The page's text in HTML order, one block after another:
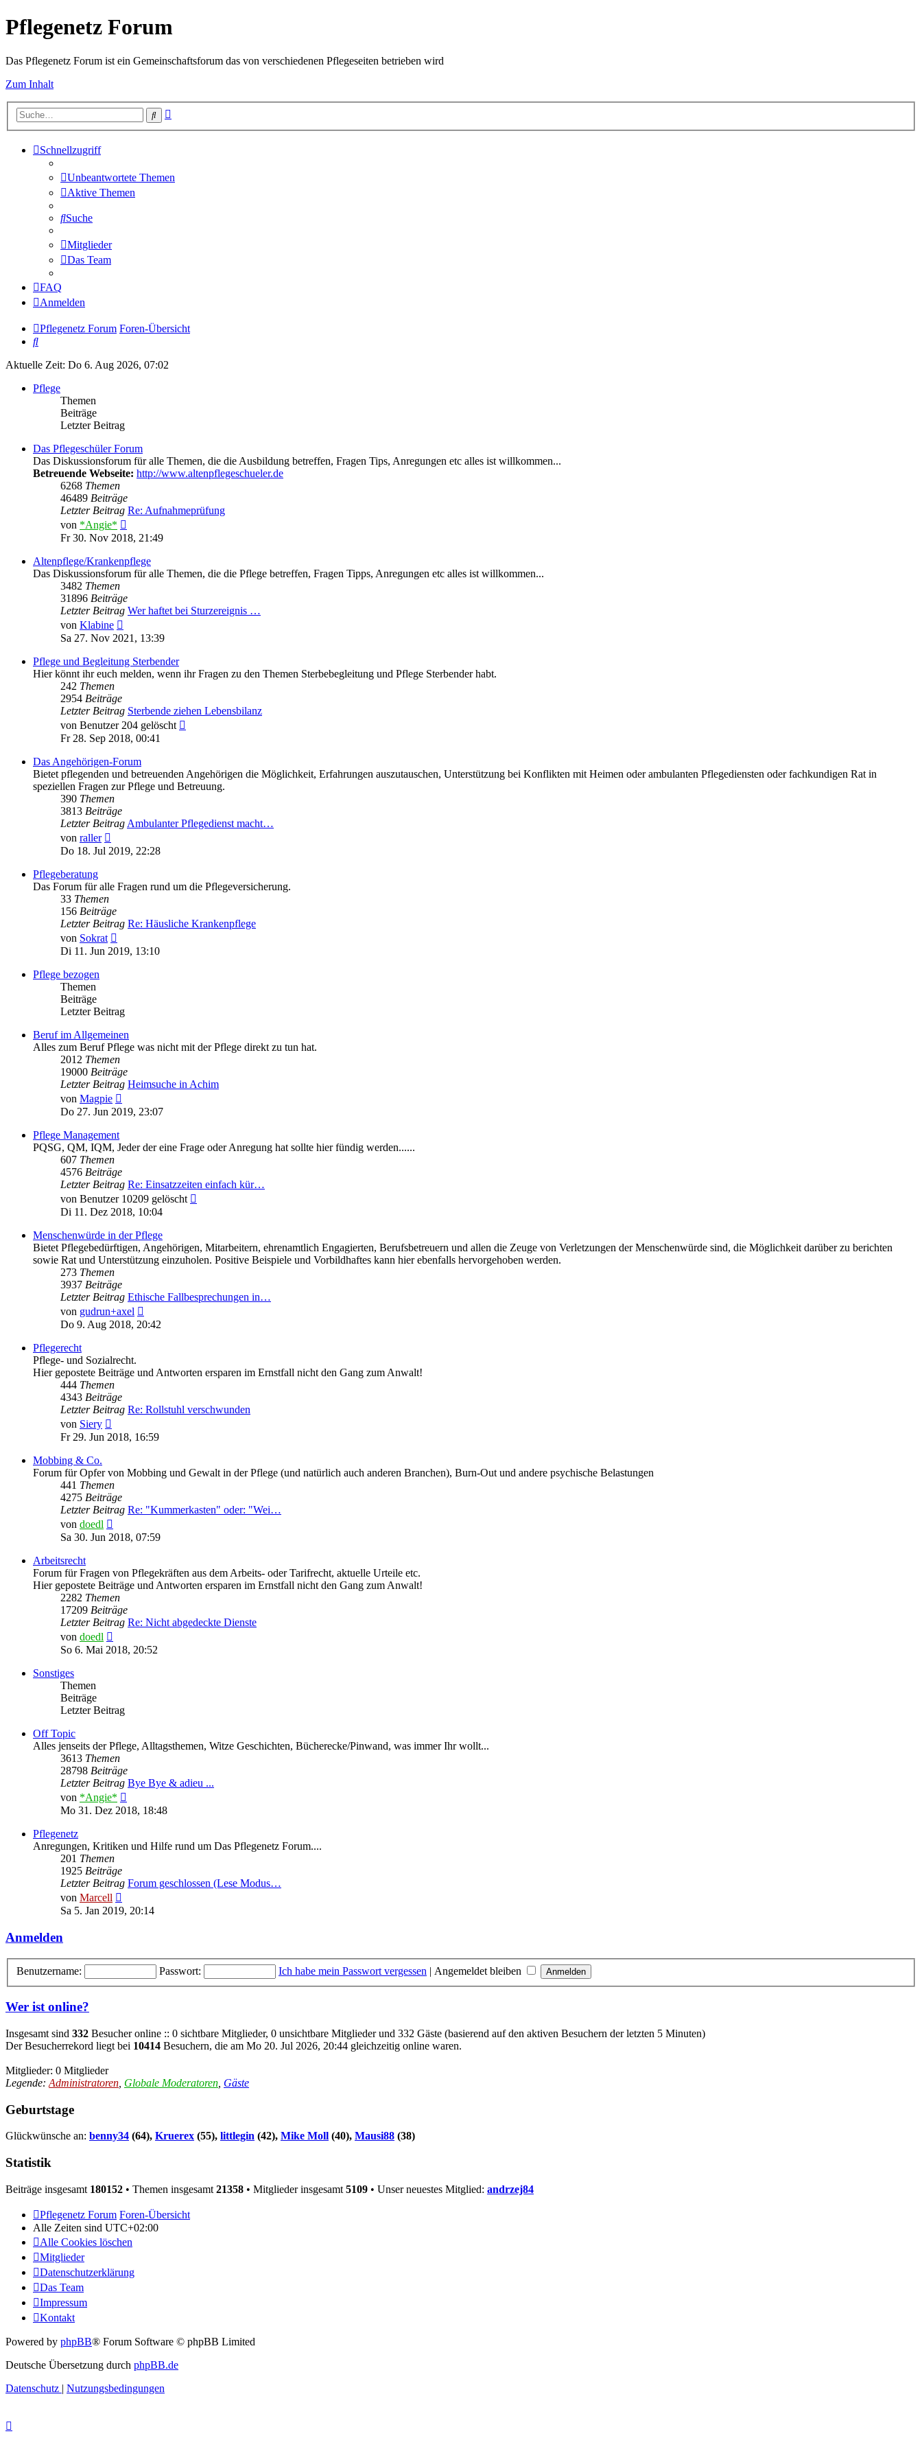
Pflegenetz Forum
Das Pflegenetz Forum ist ein Gemeinschaftsforum das von verschiedenen Pflegeseiten betrieben wird
Zum Inhalt
Suche
Schnellzugriff
Unbeantwortete Themen
Aktive Themen
Suche
Mitglieder
Das Team
FAQ
Anmelden
Pflegenetz Forum Foren-Übersicht
Suche
Aktuelle Zeit: Do 6. Aug 2026, 07:02
Pflege
Themen
Beiträge
Letzter Beitrag
Das Pflegeschüler Forum
Das Diskussionsforum für alle Themen, die die Ausbildung betreffen, Fragen Tips, Anregungen etc alles ist willkommen...
Betreuende Webseite: http://www.altenpflegeschueler.de
6268 Themen
46489 Beiträge
Letzter Beitrag Re: Aufnahmeprüfung
von *Angie*
Beitrag
Fr 30. Nov 2018, 21:49
Altenpflege/Krankenpflege
Das Diskussionsforum für alle Themen, die die Pflege betreffen, Fragen Tipps, Anregungen etc alles ist willkommen...
3482 Themen
31896 Beiträge
Letzter Beitrag Wer haftet bei Sturzereignis …
von Klabine
Beitrag
Sa 27. Nov 2021, 13:39
Pflege und Begleitung Sterbender
Hier könnt ihr euch melden, wenn ihr Fragen zu den Themen Sterbebegleitung und Pflege Sterbender habt.
242 Themen
2954 Beiträge
Letzter Beitrag Sterbende ziehen Lebensbilanz
von Benutzer 204 gelöscht
Fr 28. Sep 2018, 00:41
Das Angehörigen-Forum
Bietet pflegenden und betreuenden Angehörigen die Möglichkeit, Erfahrungen auszutauschen, Unterstützung bei Konflikten mit Heimen oder ambulanten Pflegediensten oder fachkundigen Rat in
speziellen Fragen zur Pflege und Betreuung.
390 Themen
3813 Beiträge
Letzter BeitragAmbulanter Pflegedienst macht…
von raller
Beitrag
Do 18. Jul 2019, 22:28
Pflegeberatung
Das Forum für alle Fragen rund um die Pflegeversicherung.
33 Themen
156 Beiträge
Letzter Beitrag Re: Häusliche Krankenpflege
von Sokrat
Beitrag
Di 11. Jun 2019, 13:10
Pflege bezogen
Themen
Beiträge
Letzter Beitrag
Beruf im Allgemeinen
Alles zum Beruf Pflege was nicht mit der Pflege direkt zu tun hat.
2012 Themen
19000 Beiträge
Letzter Beitrag Heimsuche in Achim
von Magpie
Beitrag
Do 27. Jun 2019, 23:07
Pflege Management
PQSG, QM, IQM, Jeder der eine Frage oder Anregung hat sollte hier fündig werden......
607 Themen
4576 Beiträge
Letzter Beitrag Re: Einsatzzeiten einfach kür…
von Benutzer 10209 gelöscht
Di 11. Dez 2018, 10:04
Menschenwürde in der Pflege
Bietet Pflegebedürftigen, Angehörigen, Mitarbeitern, ehrenamtlich Engagierten, Berufsbetreuern und allen die Zeuge von Verletzungen der Menschenwürde sind, die Möglichkeit darüber zu berichten
sowie Rat und Unterstützung einzuholen. Positive Beispiele und Vorbildhaftes kann hier ebenfalls hervorgehoben werden.
273 Themen
3937 Beiträge
Letzter Beitrag Ethische Fallbesprechungen in…
von gudrun+axel
Beitrag
Do 9. Aug 2018, 20:42
Pflegerecht
Pflege- und Sozialrecht.
Hier gepostete Beiträge und Antworten ersparen im Ernstfall nicht den Gang zum Anwalt!
444 Themen
4343 Beiträge
Letzter Beitrag Re: Rollstuhl verschwunden
von Siery
Beitrag
Fr 29. Jun 2018, 16:59
Mobbing & Co.
Forum für Opfer von Mobbing und Gewalt in der Pflege (und natürlich auch anderen Branchen), Burn-Out und andere psychische Belastungen
441 Themen
4275 Beiträge
Letzter Beitrag Re: "Kummerkasten" oder: "Wei…
von doedl
Beitrag
Sa 30. Jun 2018, 07:59
Arbeitsrecht
Forum für Fragen von Pflegekräften aus dem Arbeits- oder Tarifrecht, aktuelle Urteile etc.
Hier gepostete Beiträge und Antworten ersparen im Ernstfall nicht den Gang zum Anwalt!
2282 Themen
17209 Beiträge
Letzter Beitrag Re: Nicht abgedeckte Dienste
von doedl
Beitrag
So 6. Mai 2018, 20:52
Sonstiges
Themen
Beiträge
Letzter Beitrag
Off Topic
Alles jenseits der Pflege, Alltagsthemen, Witze Geschichten, Bücherecke/Pinwand, was immer Ihr wollt...
3613 Themen
28798 Beiträge
Letzter Beitrag Bye Bye & adieu ...
von *Angie*
Beitrag
Mo 31. Dez 2018, 18:48
Pflegenetz
Anregungen, Kritiken und Hilfe rund um Das Pflegenetz Forum....
201 Themen
1925 Beiträge
Letzter Beitrag Forum geschlossen (Lese Modus…
von Marcell
Beitrag
Sa 5. Jan 2019, 20:14
Anmelden
Benutzername: Passwort: Ich habe mein Passwort vergessen | Angemeldet bleiben
Wer ist online?
Insgesamt sind 332 Besucher online :: 0 sichtbare Mitglieder, 0 unsichtbare Mitglieder und 332 Gäste (basierend auf den aktiven Besuchern der letzten 5 Minuten)
Der Besucherrekord liegt bei 10414 Besuchern, die am Mo 20. Jul 2026, 20:44 gleichzeitig online waren.
Mitglieder: 0 Mitglieder
Legende: Administratoren Globale Moderatoren Gäste
Geburtstage
Glückwünsche an: benny34 (64), Kruerex (55), littlegin (42), Mike Moll (40), Mausi88 (38)
Statistik
Beiträge insgesamt 180152 • Themen insgesamt 21358 • Mitglieder insgesamt 5109 • Unser neuestes Mitglied: andrzej84
Pflegenetz Forum Foren-Übersicht
Alle Zeiten sind UTC+02:00
Alle Cookies löschen
Mitglieder
Datenschutzerklärung
Das Team
Impressum
Kontakt
Powered by phpBB® Forum Software © phpBB Limited
Deutsche Übersetzung durch phpBB.de
Datenschutz | Nutzungsbedingungen